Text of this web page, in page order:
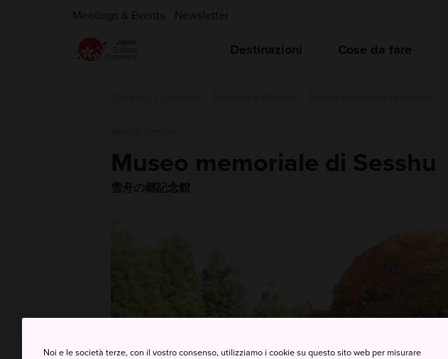
Meetings & Events Newsletter
Destinazioni Cose da fare
Museo memoriale di Sesshu
雪舟の郷記念館
Noi e le società terze, con il vostro consenso, utilizziamo i cookie su questo sito web per misurare